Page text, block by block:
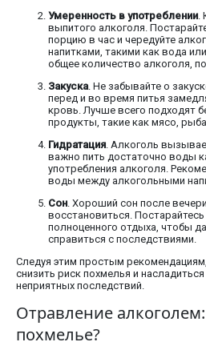
Умеренность в употреблении
выпитого алкоголя.
порцию в час и чередуйте
напитками, такими как вода
общее количество алкоголя,
Закуска . Не забывайте о
перед и во время питья
кровь. Лучше всего подходят
продукты, такие как мясо,
Гидратация . Алкоголь
важно пить достаточно воды
употребления алкоголя.
воды между алкогольными
Сон . Хороший сон после
восстановиться.
полноценного отдыха, чтобы
справиться с последствиями.
Следуя этим простым
снизить риск похмелья и
неприятных последствий.
Отравление
похмелье?